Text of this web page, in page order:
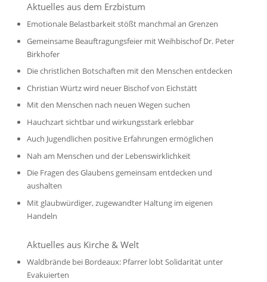
Aktuelles aus dem Erzbistum
Emotionale Belastbarkeit stößt manchmal an Grenzen
Gemeinsame Beauftragungsfeier mit Weihbischof Dr. Peter
Birkhofer
Die christlichen Botschaften mit den Menschen entdecken
Christian Würtz wird neuer Bischof von Eichstätt
Mit den Menschen nach neuen Wegen suchen
Hauchzart sichtbar und wirkungsstark erlebbar
Auch Jugendlichen positive Erfahrungen ermöglichen
Nah am Menschen und der Lebenswirklichkeit
Die Fragen des Glaubens gemeinsam entdecken und
aushalten
Mit glaubwürdiger, zugewandter Haltung im eigenen
Handeln
Aktuelles aus Kirche & Welt
Waldbrände bei Bordeaux: Pfarrer lobt Solidarität unter
Evakuierten